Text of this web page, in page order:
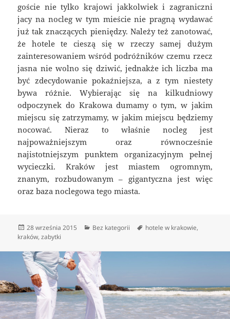
goście nie tylko krajowi jakkolwiek i zagraniczni
jacy na nocleg w tym mieście nie pragną wydawać
już tak znaczących pieniędzy. Należy też zanotować,
że hotele te cieszą się w rzeczy samej dużym
zainteresowaniem wśród podróżników czemu rzecz
jasna nie wolno się dziwić, jednakże ich liczba ma
być zdecydowanie pokaźniejsza, a z tym niestety
bywa różnie. Wybierając się na kilkudniowy
odpoczynek do Krakowa dumamy o tym, w jakim
miejscu się zatrzymamy, w jakim miejscu będziemy
nocować. Nieraz to właśnie nocleg jest
najpoważniejszym oraz równocześnie
najistotniejszym punktem organizacyjnym pełnej
wycieczki. Kraków jest miastem ogromnym,
znanym, rozbudowanym – gigantyczna jest więc
oraz baza noclegowa tego miasta.
Data
publikacji
28 września 2015 Kategorie
Bez kategorii Tagi
hotele w krakowie,
kraków,zabytki